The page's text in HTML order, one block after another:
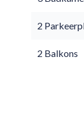
2
2 Balkons